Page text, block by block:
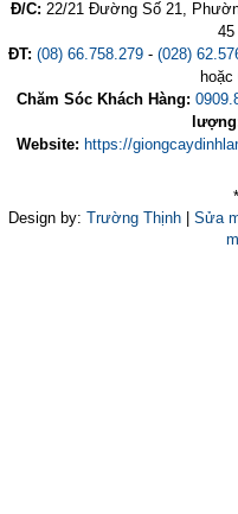
Đ/C: 22/21 Đường Số 21,
ĐT: (08) 66.758.279 - (028)
hoặc
Chăm Sóc Khách Hàng:
Website: https://
Design by: Trường Thịnh Sửa